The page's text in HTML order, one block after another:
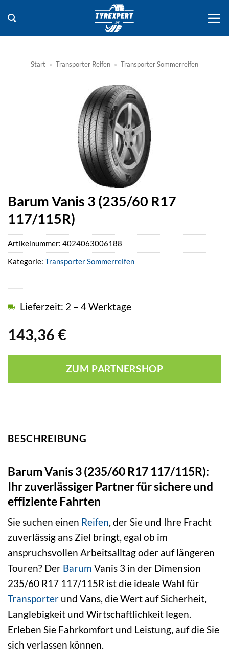
Inhalt
springen
Start » Transporter Reifen » Transporter Sommerreifen
Barum Vanis 3 (235/60 R17
117/115R)
143,36 €
Lieferzeit: 2 – 4 Werktage
ZUM PARTNERSHOP
Artikelnummer: 4024063006188
Kategorie: Transporter Sommerreifen
BESCHREIBUNG
Barum Vanis 3 (235/60 R17 117/115R):
Ihr zuverlässiger Partner für sichere und
effiziente Fahrten
Sie suchen einen Reifen, der Sie und Ihre Fracht
zuverlässig ans Ziel bringt, egal ob im
anspruchsvollen Arbeitsalltag oder auf längeren
Touren? Der Barum Vanis 3 in der Dimension
235/60 R17 117/115R ist die ideale Wahl für
Transporter und Vans, die Wert auf Sicherheit,
Langlebigkeit und Wirtschaftlichkeit legen.
Erleben Sie Fahrkomfort und Leistung, auf die Sie
sich verlassen können.